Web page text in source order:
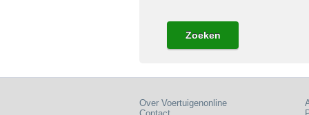
Over Voertuigenonline